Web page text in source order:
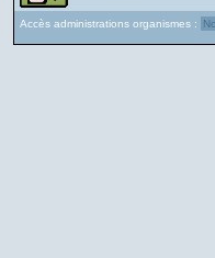
Accès administrations organismes :